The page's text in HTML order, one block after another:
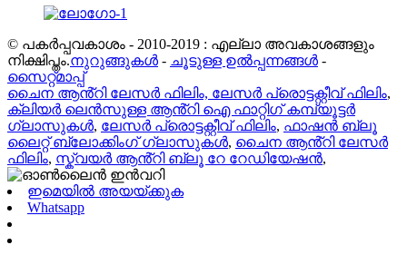
© പകർപ്പവകാശം - 2010-2019 : എല്ലാ അവകാശങ്ങളും
നിക്ഷിപ്തം.നുറുങ്ങുകൾ - ചൂടുള്ള ഉൽപ്പന്നങ്ങൾ -
സൈറ്റ്മാപ്പ്
ചൈന ആൻ്റി ലേസർ ഫിലിം, ലേസർ പ്രൊട്ടക്റ്റീവ് ഫിലിം,
ക്ലിയർ ലെൻസുള്ള ആൻ്റി ഐ ഫാറ്റിഗ് കമ്പ്യൂട്ടർ
ഗ്ലാസുകൾ, ലേസർ പ്രൊട്ടക്റ്റീവ് ഫിലിം, ഫാഷൻ ബ്ലൂ
ലൈറ്റ് ബ്ലോക്കിംഗ് ഗ്ലാസുകൾ, ചൈന ആൻ്റി ലേസർ
ഫിലിം, സ്ക്വയർ ആൻ്റി ബ്ലൂ റേ റേഡിയേഷൻ,
ഇമെയിൽ അയയ്ക്കുക
Whatsapp